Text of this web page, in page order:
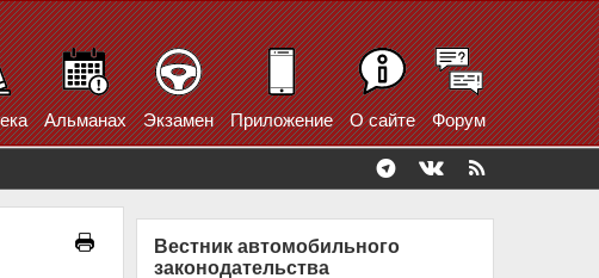
Альманах Экзамен Приложение О сайте Форум
Вестник автомобильного
законодательства